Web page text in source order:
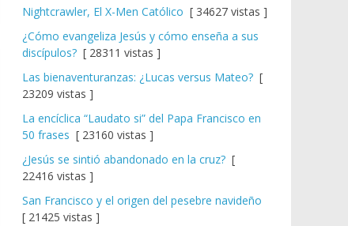
Nightcrawler, El X-Men Católico [ 34627 vistas ]
¿Cómo evangeliza Jesús y cómo enseña a sus
discípulos? [ 28311 vistas ]
Las bienaventuranzas: ¿Lucas versus Mateo? [
23209 vistas ]
La encíclica “Laudato si” del Papa Francisco en
50 frases [ 23160 vistas ]
¿Jesús se sintió abandonado en la cruz? [
22416 vistas ]
San Francisco y el origen del pesebre navideño
[ 21425 vistas ]